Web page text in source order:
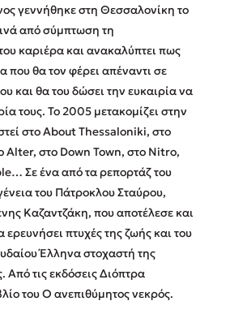
Ξενάκης
της ζωής σου
Κρομμύδας
μου είσαι εσύ
γεννήθηκε στη Θεσσαλονίκη το
από σύμπτωση τη
καριέρα και ανακαλύπτει πως
που θα τον φέρει απέναντι σε
και θα του δώσει την ευκαιρία να
τους. Το 2005 μετακομίζει στην
στο About Thessaloniki, στο
Alter, στο Down Town, στο Nitro,
Σε ένα από τα ρεπορτάζ του
του Πάτροκλου Σταύρου,
Καζαντζάκη, που αποτέλεσε και
ερευνήσει πτυχές της ζωής και του
Έλληνα στοχαστή της
Από τις εκδόσεις Διόπτρα
του Ο ανεπιθύμητος νεκρός.